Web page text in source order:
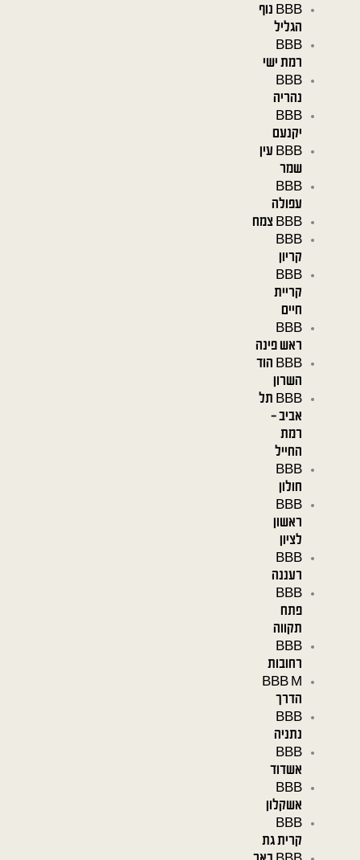
BBB נוף
הגליל
BBB
רמת ישי
BBB
נהריה
BBB
יקנעם
BBB עין
שמר
BBB
עפולה
BBB צמח
BBB
קריון
BBB
קריית
חיים
BBB
ראש פינה
BBB הוד
השרון
BBB תל
אביב –
רמת
החייל
BBB
חולון
BBB
ראשון
לציון
BBB
רעננה
BBB
פתח
תקווה
BBB
רחובות
BBB M
הדרך
BBB
נתניה
BBB
אשדוד
BBB
אשקלון
BBB
קרית גת